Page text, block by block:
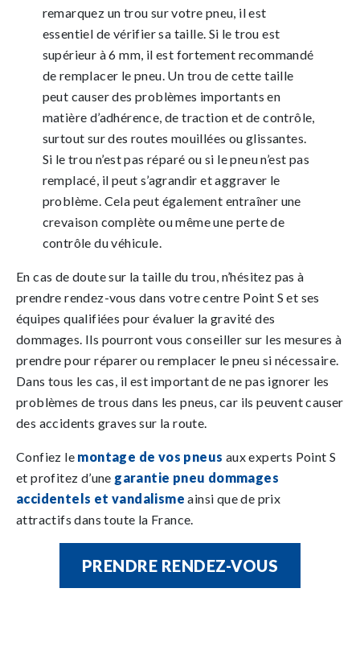
remarquez un trou sur votre pneu, il est
essentiel de vérifier sa taille. Si le trou est
supérieur à 6 mm, il est fortement recommandé
de remplacer le pneu. Un trou de cette taille
peut causer des problèmes importants en
matière d’adhérence, de traction et de contrôle,
surtout sur des routes mouillées ou glissantes.
Si le trou n’est pas réparé ou si le pneu n’est pas
remplacé, il peut s’agrandir et aggraver le
problème. Cela peut également entraîner une
crevaison complète ou même une perte de
contrôle du véhicule.
En cas de doute sur la taille du trou, n’hésitez pas à
prendre rendez-vous dans votre centre Point S et ses
équipes qualifiées pour évaluer la gravité des
dommages. Ils pourront vous conseiller sur les mesures à
prendre pour réparer ou remplacer le pneu si nécessaire.
Dans tous les cas, il est important de ne pas ignorer les
problèmes de trous dans les pneus, car ils peuvent causer
des accidents graves sur la route.
Confiez le montage de vos pneus aux experts Point S
et profitez d’une garantie pneu dommages
accidentels et vandalisme ainsi que de prix
attractifs dans toute la France.
PRENDRE RENDEZ-VOUS